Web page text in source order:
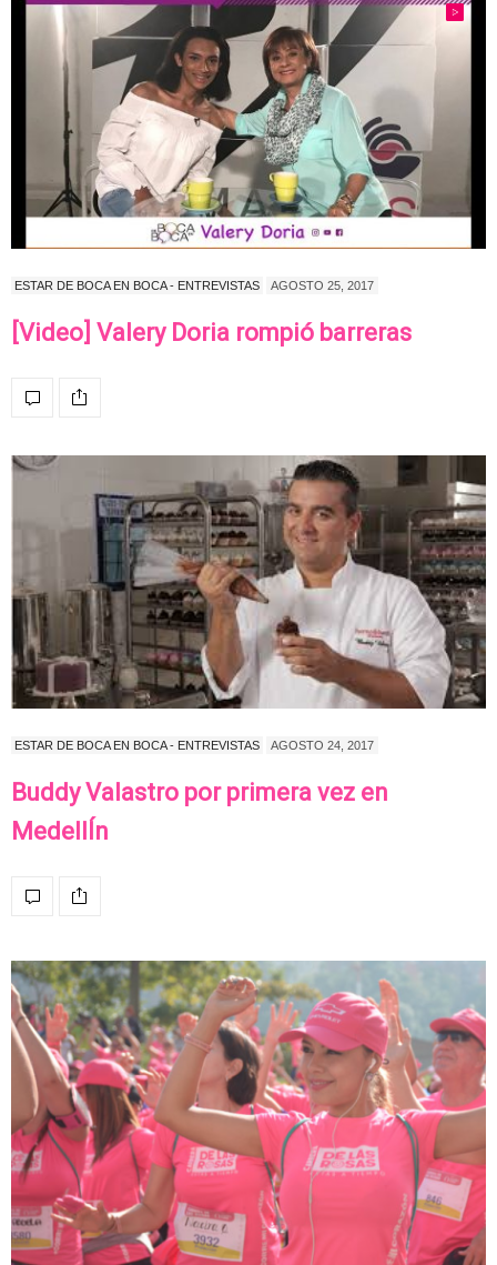
ESTAR DE BOCA EN BOCA - ENTREVISTAS AGOSTO 25, 2017
[Video] Valery Doria rompió barreras
ESTAR DE BOCA EN BOCA - ENTREVISTAS AGOSTO 24, 2017
Buddy Valastro por primera vez en
MedellÍn